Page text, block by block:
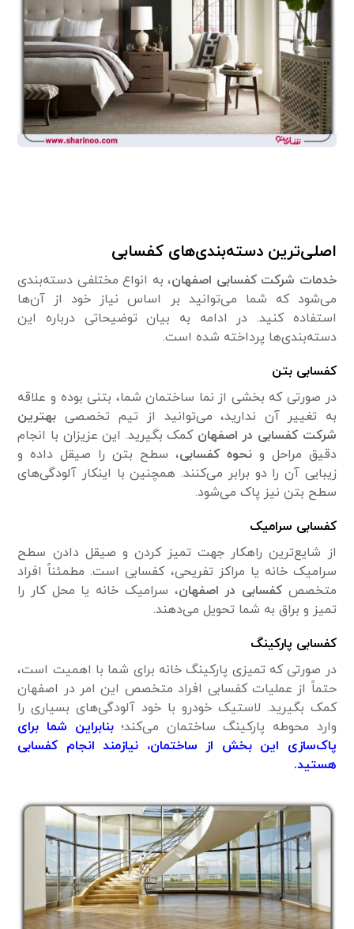
اصلی‌ترین دسته‌بندی‌های کفسابی
خدمات شرکت کفسابی اصفهان، به انواع مختلفی دسته‌بندی
می‌شود که شما می‌توانید بر اساس نیاز خود از آن‌ها
استفاده کنید. در ادامه به بیان توضیحاتی درباره این
دسته‌بندی‌ها پرداخته شده است.
کفسابی بتن
در صورتی که بخشی از نما ساختمان شما، بتنی بوده و علاقه
به تغییر آن ندارید، می‌توانید از تیم تخصصی بهترین
شرکت کفسابی در اصفهان کمک بگیرید. این عزیزان با انجام
دقیق مراحل ونحوه کفسابی، سطح بتن را صیقل داده و
زیبایی آن را دو برابر می‌کنند. همچنین با اینکار آلودگی‌های
سطح بتن نیز پاک می‌شود.
کفسابی سرامیک
از شایع‌ترین راهکار جهت تمیز کردن و صیقل دادن سطح
سرامیک خانه یا مراکز تفریحی، کفسابی است. مطمئناً افراد
متخصصکفسابی در اصفهان، سرامیک خانه یا محل کار را
تمیز و براق به شما تحویل می‌دهند.
کفسابی پارکینگ
در صورتی که تمیزی پارکینگ خانه برای شما با اهمیت است،
حتماً از عملیات کفسابی افراد متخصص این امر در اصفهان
کمک بگیرید. لاستیک خودرو با خود آلودگی‌های بسیاری را
وارد محوطه پارکینگ ساختمان می‌کند؛بنابراین شما برای
پاک‌سازی این بخش از ساختمان، نیاز‌مند انجام کفسابی
هستید.